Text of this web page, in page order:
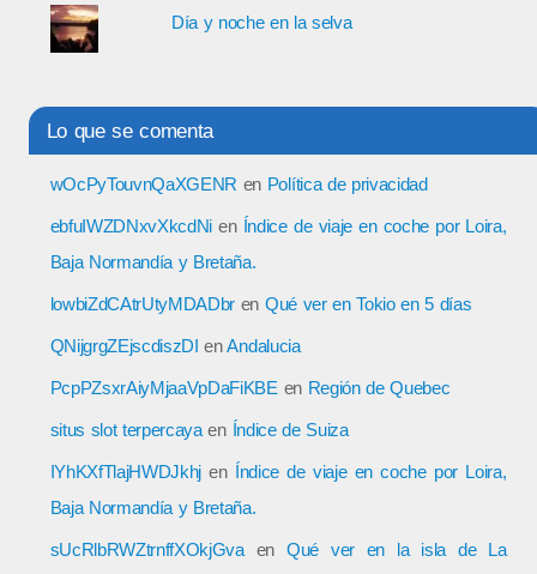
Día y noche en la selva
Lo que se comenta
wOcPyTouvnQaXGENR en Política de privacidad
ebfuIWZDNxvXkcdNi en Índice de viaje en coche por Loira,
Baja Normandía y Bretaña.
lowbiZdCAtrUtyMDADbr en Qué ver en Tokio en 5 días
QNijgrgZEjscdiszDI enAndalucia
PcpPZsxrAiyMjaaVpDaFiKBE en Región de Quebec
situs slot terpercayaen Índice de Suiza
IYhKXfTlajHWDJkhj en Índice de viaje en coche por Loira,
Baja Normandía y Bretaña.
sUcRlbRWZtrnffXOkjGvaen Qué ver en la isla de La